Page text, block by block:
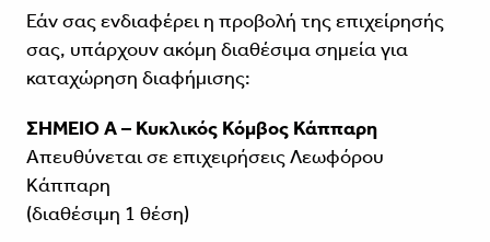
Εάν σας ενδιαφέρει η προβολή της επιχείρησής
σας, υπάρχουν ακόμη διαθέσιμα σημεία για
καταχώρηση διαφήμισης:
ΣΗΜΕΙΟ Α – Κυκλικός Κόμβος Κάππαρη
Απευθύνεται σε επιχειρήσεις Λεωφόρου
Κάππαρη
(διαθέσιμη 1 θέση)